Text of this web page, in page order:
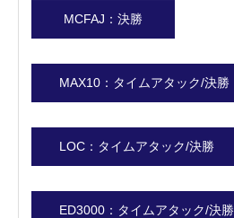
お問い合せ・資料請求
MCFAJ：決勝
MAX10：タイムアタック/決勝
LOC：タイムアタック/決勝
ED3000：タイムアタック/決勝